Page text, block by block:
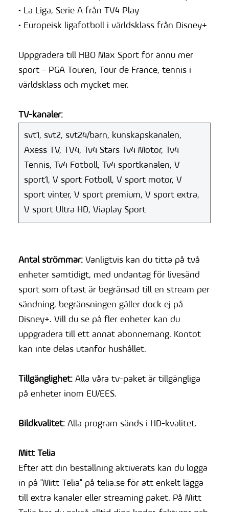
• La Liga, Serie A från TV4 Play
• Europeisk ligafotboll i världsklass från Disney+
Uppgradera till HBO Max Sport för ännu mer
sport – PGA Touren, Tour de France, tennis i
världsklass och mycket mer.
TV-kanaler:
svt1, svt2, svt24/barn, kunskapskanalen,
Axess TV, TV4, Tv4 Stars Tv4 Motor, Tv4
Tennis, Tv4 Fotboll, Tv4 sportkanalen, V
sport1, V sport Fotboll, V sport motor, V
sport vinter, V sport premium, V sport extra,
V sport Ultra HD, Viaplay Sport
Antal strömmar: Vanligtvis kan du titta på två
enheter samtidigt, med undantag för livesänd
sport som oftast är begränsad till en stream per
sändning, begränsningen gäller dock ej på
Disney+. Vill du se på fler enheter kan du
uppgradera till ett annat abonnemang. Kontot
kan inte delas utanför hushållet.
Tillgänglighet: Alla våra tv-paket är tillgängliga
på enheter inom EU/EES.
Bildkvalitet: Alla program sänds i HD-kvalitet.
Mitt Telia
Efter att din beställning aktiverats kan du logga
in på "Mitt Telia" på telia.se för att enkelt lägga
till extra kanaler eller streaming paket. På Mitt